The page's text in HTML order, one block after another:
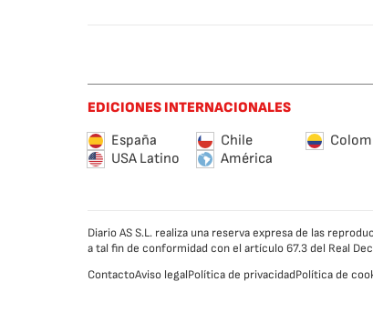
EDICIONES INTERNACIONALES
España
Chile
USA Latino
América
Diario AS S.L. realiza una reserva expresa de las
a tal fin de conformidad con el artículo 67.3 del Real
ContactoAviso legalPolítica de privacidadPolítica de